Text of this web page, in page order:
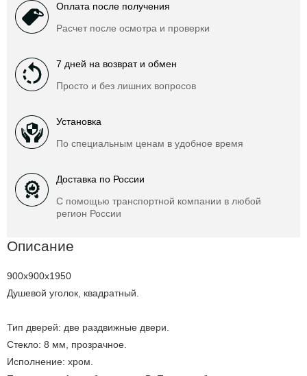
Оплата после получения
Расчет после осмотра и проверки
7 дней на возврат и обмен
Просто и без лишних вопросов
Установка
По специальным ценам в удобное время
Доставка по России
С помощью транспортной компании в любой
регион России
Описание
900x900x1950
Душевой уголок, квадратный.
Тип дверей: две раздвижные двери.
Стекло: 8 мм, прозрачное.
Исполнение: хром.